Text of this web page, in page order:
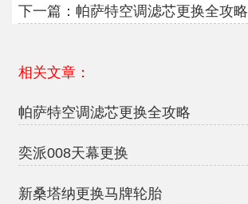
下一篇： 帕萨特空调滤芯更换全攻略
相关文章：
帕萨特空调滤芯更换全攻略
奕派008天幕更换
新桑塔纳更换马牌轮胎